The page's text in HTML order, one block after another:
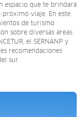
espacio que te brindará
viaje. En este
de turismo
sobre diversas áreas
el SERNANP y
recomendaciones
sur.